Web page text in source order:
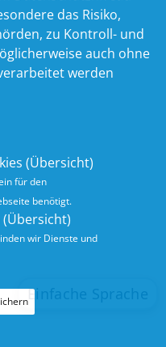
das Risiko,
zu Kontroll- und
auch ohne
werden
(Übersicht)
für den
benötigt.
Übersicht)
wir Dienste und